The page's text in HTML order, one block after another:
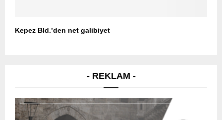
Kepez Bld.’den net galibiyet
- REKLAM -